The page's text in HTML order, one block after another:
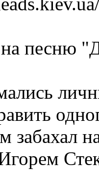
песню
забахал